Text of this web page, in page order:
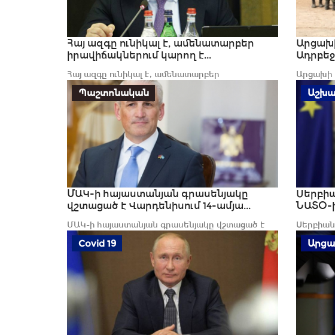
Հայ ազգը ունիկալ է, ամենատարբեր
իրավիճակներում կարող է...
Հայ ազգը ունիկալ է, ամենատարբեր
իրավիճակներում կարող է նույնպիսի վարքագիծ
դրսևորել....
Արցախի
Պաշտոնական
ՄԱԿ-ի հայաստանյան գրասենյակը
վշտացած է Վարդենիսում 14-ամյա...
ՄԱԿ-ի հայաստանյան գրասենյակը վշտացած է
Վարդենիսում 14-ամյա տղայի ծանր
վիրավորման...
ՆԱՏՕ-
Էլ այլ
Covid 19